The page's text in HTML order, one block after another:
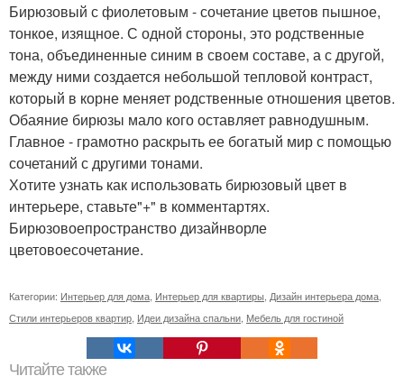
Бирюзовый с фиолетовым - сочетание цветов пышное,
тонкое, изящное. С одной стороны, это родственные
тона, объединенные синим в своем составе, а с другой,
между ними создается небольшой тепловой контраст,
который в корне меняет родственные отношения цветов.
Обаяние бирюзы мало кого оставляет равнодушным.
Главное - грамотно раскрыть ее богатый мир с помощью
сочетаний с другими тонами.
Хотите узнать как использовать бирюзовый цвет в
интерьере, ставьте"+" в комментартях.
Бирюзовоепространство дизайнворле
цветовоесочетание.
Категории: Интерьер для дома Интерьер для квартиры Дизайн интерьера дома
Стили интерьеров квартир Идеи дизайна спальни Мебель для гостиной
Читайте также